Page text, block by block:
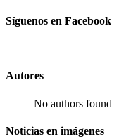
Síguenos en Facebook
Autores
No authors found
Noticias en imágenes